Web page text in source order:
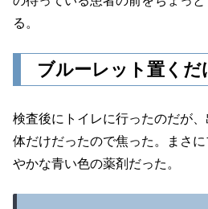
る。
ブルーレット置くだ
検査後にトイレに行ったのだが
体だけだったので焦った。まさ
やかな青い色の薬剤だった。